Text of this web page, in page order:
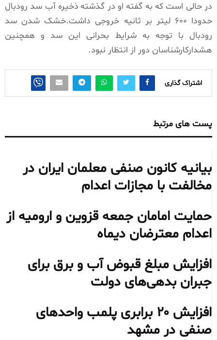
در حالی است که به گفته او در گذشته ذخیره آب سد رودبال
حدودا ۶۰۰ لیتر بر ثانیه خروجی داشت.خشک شدن سد
رودبال با توجه به شرایط بحرانی این سد و همچنین
هشدار‌کارشناسان دور از انتظار نبود.
اشتراک گذاری
پست های مرتبط
بیانیه کانون صنفی معلمان ایران در
مخالفت با مجازات اعدام
حمایت امامان جمعه قزوین و ارومیه از
اعدام معترضان دیماه
افزایش مبلغ قبوض آب و برق برای
جبران بدهی‌های دولت
افزایش ۲۰ برابری پلمب واحدهای
صنفی در مشهد